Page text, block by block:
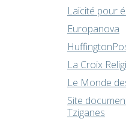
Laïcité pour
Europanova
La Croix
Le Monde
Site
Tziganes